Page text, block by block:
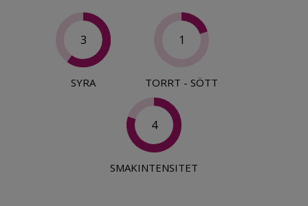
3
SYRA
1
TORRT - SÖTT
4
SMAKINTENSITET